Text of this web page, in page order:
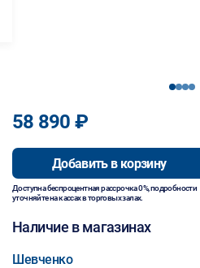
1234
58 890 ₽
Добавить в корзину
Доступна беспроцентная рассрочка 0%, подробности
уточняйте на кассах в торговых залах.
Наличие в магазинах
Шевченко